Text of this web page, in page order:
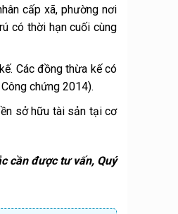
cấp xã, phường nơi
có thời hạn cuối cùng
Các đồng thừa kế có
chứng 2014).
sở hữu tài sản tại cơ
cần được tư vấn, Quý